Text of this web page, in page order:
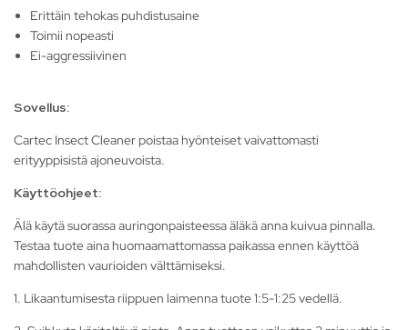
Erittäin tehokas puhdistusaine
Toimii nopeasti
Ei-aggressiivinen
Sovellus:
Cartec Insect Cleaner poistaa hyönteiset vaivattomasti
erityyppisistä ajoneuvoista.
Käyttöohjeet:
Älä käytä suorassa auringonpaisteessa äläkä anna kuivua pinnalla.
Testaa tuote aina huomaamattomassa paikassa ennen käyttöä
mahdollisten vaurioiden välttämiseksi.
1. Likaantumisesta riippuen laimenna tuote 1:5-1:25 vedellä.